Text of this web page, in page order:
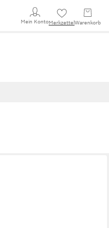
Mein KontoMerkzettel Warenkorb